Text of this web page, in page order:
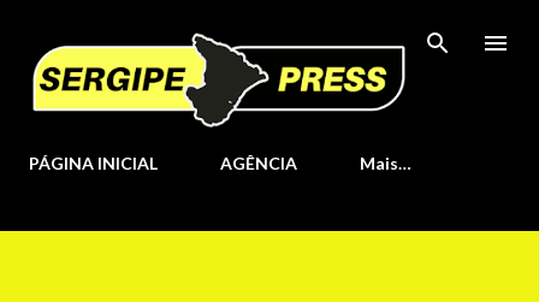
Pular para o conteúdo principal
PÁGINA INICIAL AGÊNCIA Mais…